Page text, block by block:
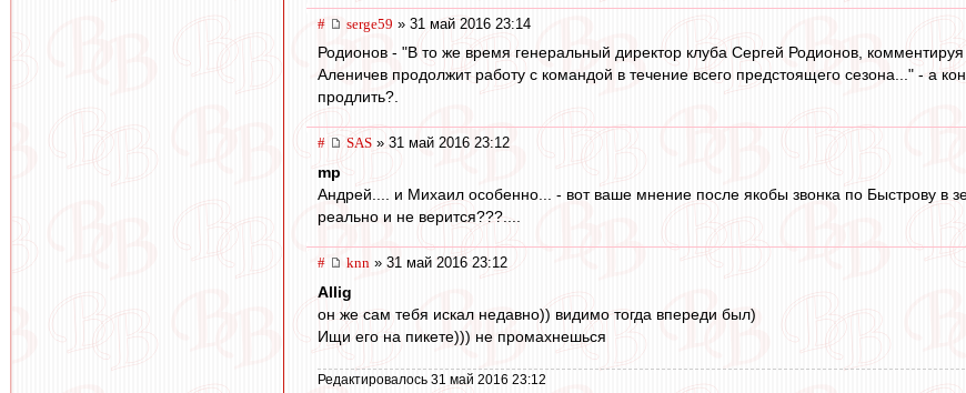
# serge59 » 31 май 2016 23:14
Родионов - "В то же время генеральный директор клуба Сергей Родионов, комментируя
Аленичев продолжит работу с командой в течение всего предстоящего сезона..." - а
продлить?.
# SAS » 31 май 2016 23:12
mp
Андрей.... и Михаил особенно... - вот ваше мнение после якобы звонка по Быстрову в
реально и не верится???....
# knn » 31 май 2016 23:12
Allig
он же сам тебя искал недавно)) видимо тогда впереди был)
Ищи его на пикете))) не промахнешься
Редактировалось 31 май 2016 23:12